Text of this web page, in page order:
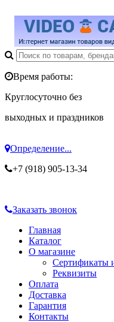
Время работы:
Круглосуточно без
выходных и праздников
Определение...
+7 (918) 905-13-34
Заказать звонок
Главная
Каталог
О магазине
Сертификаты
Реквизиты
Оплата
Доставка
Гарантия
Контакты